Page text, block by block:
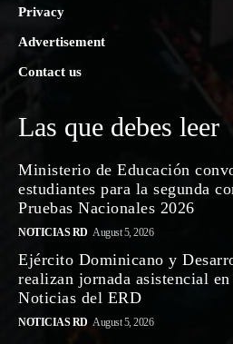
Privacy
Advertisement
Contact us
Las que debes leer
Ministerio de Educación
estudiantes para la segunda
Pruebas Nacionales 2026
NOTICIAS RD August 5, 2026
Ejército Dominicano y
realizan jornada asistencial
Noticias del ERD
NOTICIAS RD August 5, 2026